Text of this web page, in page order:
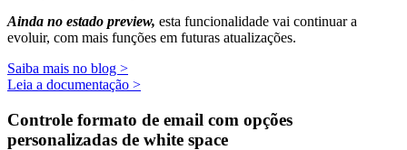
Ainda no estado preview, esta funcionalidade vai continuar a
evoluir, com mais funções em futuras atualizações.
Saiba mais no blog >
Leia a documentação >
Controle formato de email com opções
personalizadas de white space